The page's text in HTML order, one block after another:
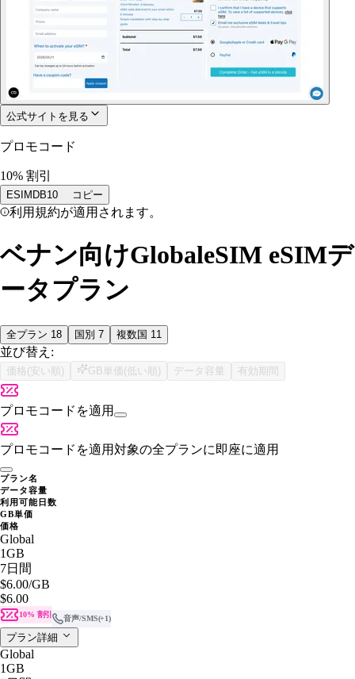
公式サイトを見る
プロモコード
10% 割引
ESIMDB10 コピー
利用規約が適用されます。
ベナン向けGlobaleSIM eSIMデ
ータプラン
全プラン 18 国別 7 複数国 11
並び替え:
価格(安い順) GB単価(低い順) データ容量 有効期間
プロモコードを適用
プロモコードを適用対象の全プランに即座に適用
プラン名
データ容量
利用可能日数
GB単価
価格
Global
1GB
7日間
$6.00/GB
$6.00
10% 割引 音声/SMS(+1)
プラン詳細
Global
1GB